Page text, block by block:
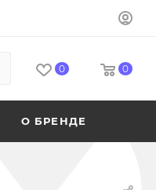
0 0
О БРЕНДЕ